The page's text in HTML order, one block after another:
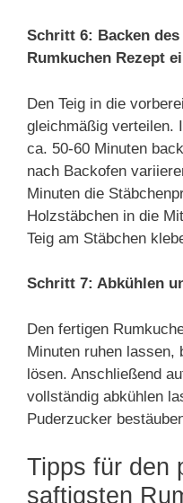
Schritt 6: Backen
Rumkuchen Rezept
Den Teig in die
gleichmäßig verteilen.
ca. 50-60 Minuten
nach Backofen
Minuten die
Holzstäbchen in die
Teig am Stäbchen
Schritt 7: Abkühlen
Den fertigen
Minuten ruhen lassen,
lösen. Anschließend
vollständig abkühlen
Puderzucker
Tipps für den
saftigsten